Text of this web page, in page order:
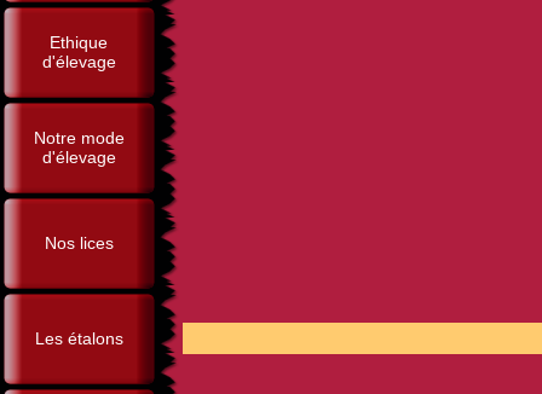
Ethique
d'élevage
Notre mode
d'élevage
Nos lices
Les étalons